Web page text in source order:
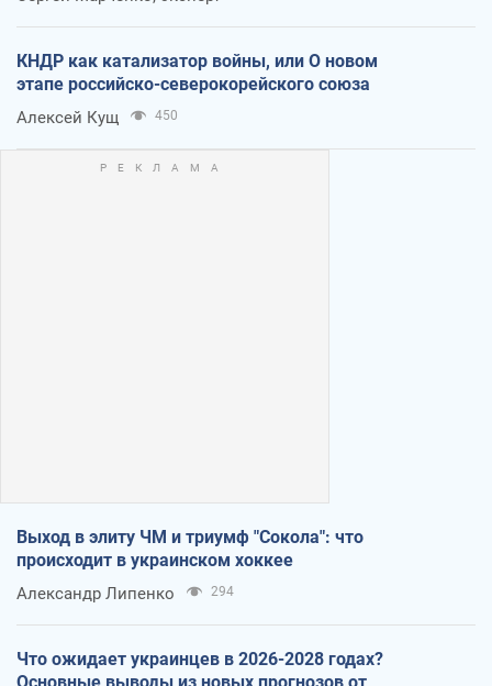
КНДР как катализатор войны, или О новом
этапе российско-северокорейского союза
Алексей Кущ 450
Выход в элиту ЧМ и триумф "Сокола": что
происходит в украинском хоккее
Александр Липенко 294
Что ожидает украинцев в 2026-2028 годах?
Основные выводы из новых прогнозов от